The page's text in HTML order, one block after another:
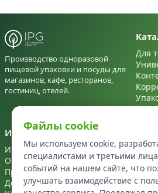
Производство одноразовой
пищевой упаковки и посуды для
магазинов, кафе, ресторанов,
гостиниц, отелей.
Для
Для
Информация
Информация
О нас
Производство
Доставка
+7
Файлы cookie
Мы используем cookie,
специалистами и третьими
событий на нашем сайте, что
улучшать взаимодействие с